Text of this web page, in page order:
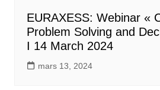
EURAXESS: Webinar «
Problem Solving and
I 14 March 2024
mars 13, 2024